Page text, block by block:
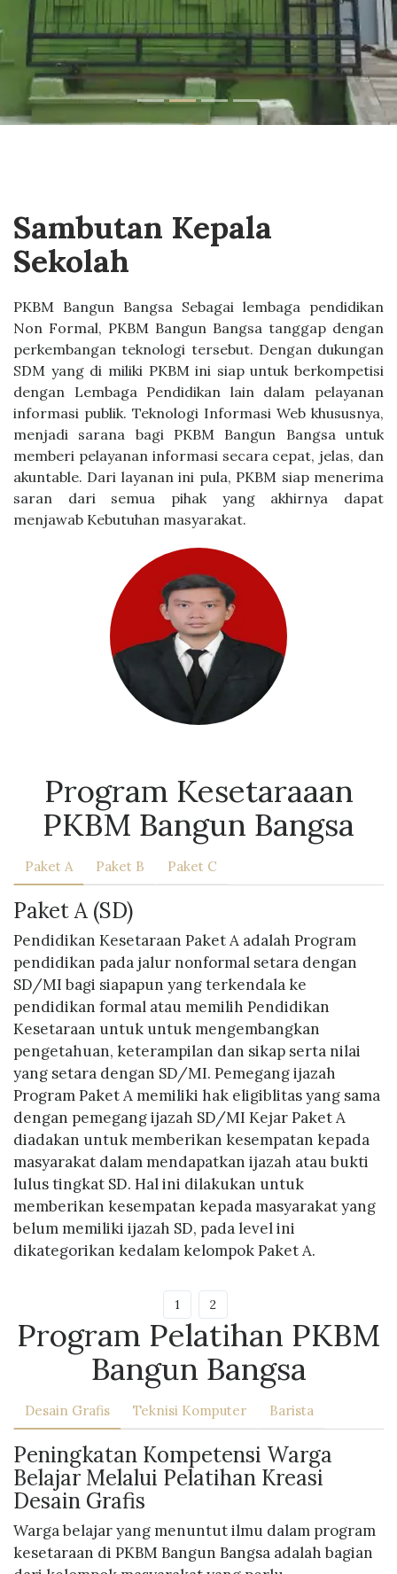
Sambutan Kepala
Sekolah
PKBM Bangun Bangsa Sebagai lembaga pendidikan
Non Formal, PKBM Bangun Bangsa tanggap dengan
perkembangan teknologi tersebut. Dengan dukungan
SDM yang di miliki PKBM ini siap untuk berkompetisi
dengan Lembaga Pendidikan lain dalam pelayanan
informasi publik. Teknologi Informasi Web khususnya,
menjadi sarana bagi PKBM Bangun Bangsa untuk
memberi pelayanan informasi secara cepat, jelas, dan
akuntable. Dari layanan ini pula, PKBM siap menerima
saran dari semua pihak yang akhirnya dapat
menjawab Kebutuhan masyarakat.
Program Kesetaraaan
PKBM Bangun Bangsa
Paket A Paket B Paket C
Paket A (SD)
Pendidikan Kesetaraan Paket A adalah Program
pendidikan pada jalur nonformal setara dengan
SD/MI bagi siapapun yang terkendala ke
pendidikan formal atau memilih Pendidikan
Kesetaraan untuk untuk mengembangkan
pengetahuan, keterampilan dan sikap serta nilai
yang setara dengan SD/MI. Pemegang ijazah
Program Paket A memiliki hak eligiblitas yang sama
dengan pemegang ijazah SD/MI Kejar Paket A
diadakan untuk memberikan kesempatan kepada
masyarakat dalam mendapatkan ijazah atau bukti
lulus tingkat SD. Hal ini dilakukan untuk
memberikan kesempatan kepada masyarakat yang
belum memiliki ijazah SD, pada level ini
dikategorikan kedalam kelompok Paket A.
1 2
Program Pelatihan PKBM
Bangun Bangsa
Desain Grafis Teknisi Komputer Barista
Peningkatan Kompetensi Warga
Belajar Melalui Pelatihan Kreasi
Desain Grafis
Warga belajar yang menuntut ilmu dalam program
kesetaraan di PKBM Bangun Bangsa adalah bagian